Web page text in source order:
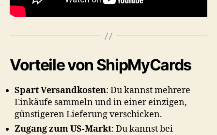
Vorteile von ShipMyCards
Spart Versandkosten: Du kannst mehrere
Einkäufe sammeln und in einer einzigen,
günstigeren Lieferung verschicken.
Zugang zum US-Markt: Du kannst bei